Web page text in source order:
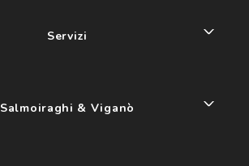
Servizi
Salmoiraghi & Viganò